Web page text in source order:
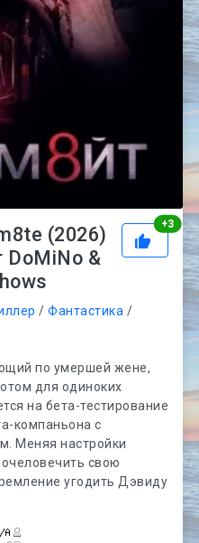
+3
(2026)
DoMiNo &
/Фантастика /
по умершей жене,
для одиноких
на бета-тестирование
компаньона с
Меняя настройки
свою
угодить Дэвиду